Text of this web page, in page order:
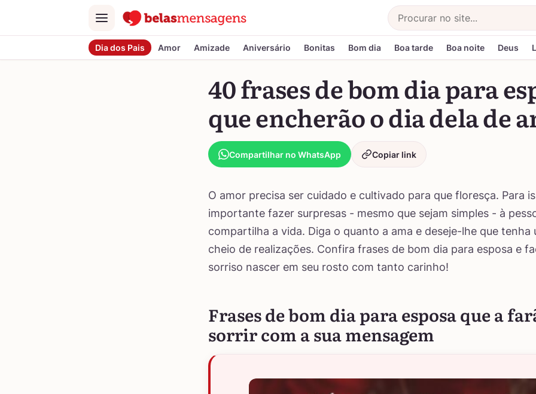
Menu
Buscar
Dia dos Pais Amor Amizade Aniversário Bonitas Bom dia Boa tarde Boa noite Deus
40 frases de bom dia para
que encherão o dia dela de
Compartilhar no WhatsApp Copiar link
O amor precisa ser cuidado e cultivado para que floresça. Para
importante fazer surpresas - mesmo que sejam simples - à
compartilha a vida. Diga o quanto a ama e deseje-lhe que tenha
cheio de realizações. Confira frases de bom dia para esposa e
sorriso nascer em seu rosto com tanto carinho!
Frases de bom dia para esposa que a
sorrir com a sua mensagem